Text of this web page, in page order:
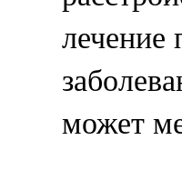
лечение
может